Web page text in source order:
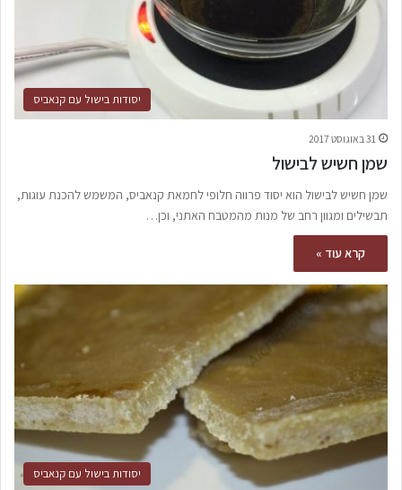
יסודות בישול עם קנאביס
31 באוגוסט 2017
שמן חשיש לבישול
שמן חשיש לבישול הוא יסוד פרווה חלופי לחמאת קנאביס, המשמש להכנת עוגות,
תבשילים ומגוון רחב של מנות מהמטבח האתני, וכן…
קרא עוד »
יסודות בישול עם קנאביס